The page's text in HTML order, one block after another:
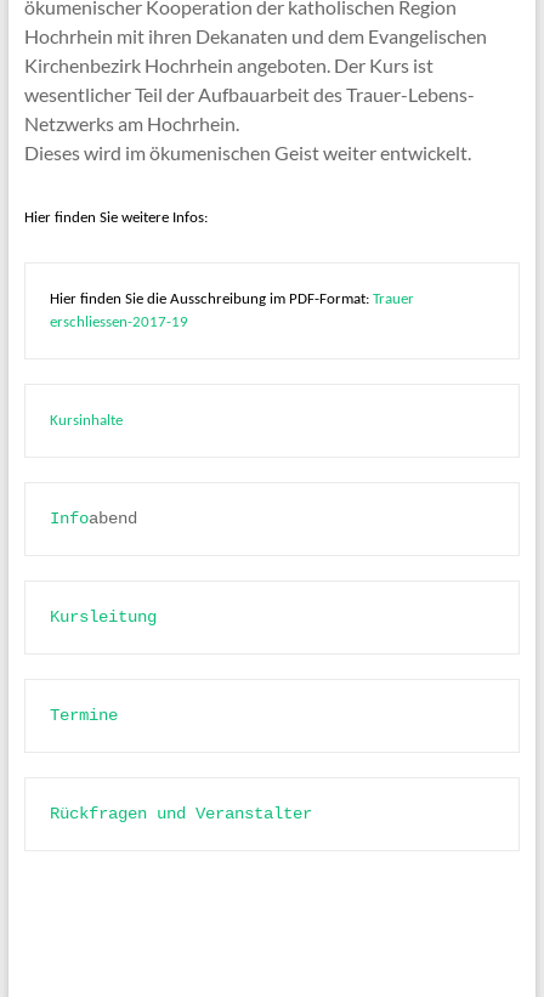
ökumenischer Kooperation der katholischen Region
Hochrhein mit ihren Dekanaten und dem Evangelischen
Kirchenbezirk Hochrhein angeboten. Der Kurs ist
wesentlicher Teil der Aufbauarbeit des Trauer-Lebens-
Netzwerks am Hochrhein.
Dieses wird im ökumenischen Geist weiter entwickelt.
Hier finden Sie weitere Infos:
Hier finden Sie die Ausschreibung im PDF-Format: Trauer
erschliessen-2017-19
Kursinhalte
Infoabend
Kursleitung
Termine
Rückfragen und Veranstalter